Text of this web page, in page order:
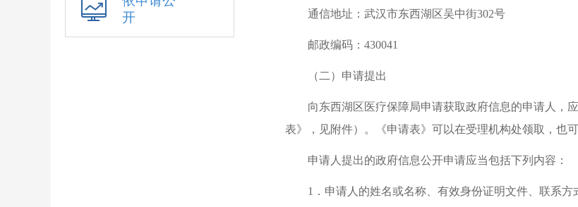
开
通信地址：武汉市东西湖区吴中街302号
邮政编码：430041
（二）申请提出
向东西湖区医疗保障局申请获取政府信息的申请人，
表》，见附件）。《申请表》可以在受理机构处领取，也
申请人提出的政府信息公开申请应当包括下列内容：
1．申请人的姓名或名称、有效身份证明文件、联系